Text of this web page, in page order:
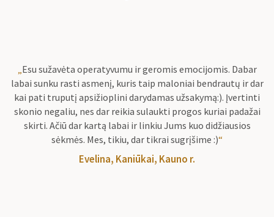
Esu sužavėta operatyvumu ir geromis emocijomis. Dabar
labai sunku rasti asmenį, kuris taip maloniai bendrautų ir dar
kai pati truputį apsižioplini darydamas užsakymą:). Įvertinti
skonio negaliu, nes dar reikia sulaukti progos kuriai padažai
skirti. Ačiū dar kartą labai ir linkiu Jums kuo didžiausios
sėkmės. Mes, tikiu, dar tikrai sugrįšime :)“
Evelina, Kaniūkai, Kauno r.